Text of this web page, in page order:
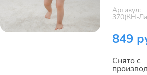
Артикул:
370(КН-
849
Снято с